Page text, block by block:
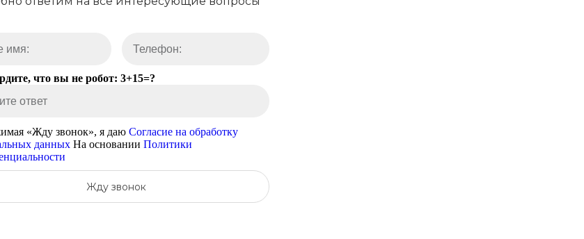
что вы не робот: 3+15=?
«Жду звонок», я даю Согласие на обработку
данных На основании Политики
Жду звонок